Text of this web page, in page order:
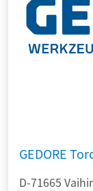
GEDORE
D-71665